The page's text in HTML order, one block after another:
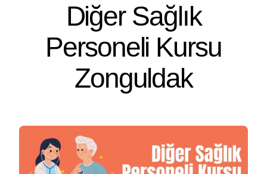
Diğer Sağlık
Personeli Kursu
Zonguldak